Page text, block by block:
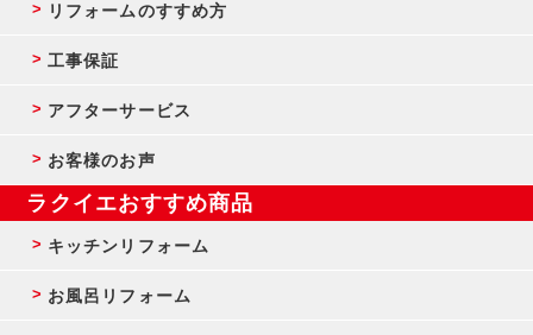
リフォームのすすめ方
工事保証
アフターサービス
お客様のお声
ラクイエおすすめ商品
キッチンリフォーム
お風呂リフォーム